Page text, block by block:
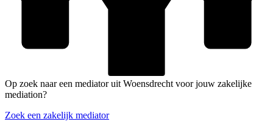
Op zoek naar een mediator uit Woensdrecht voor jouw zakelijke
mediation?
Zoek een zakelijk mediator